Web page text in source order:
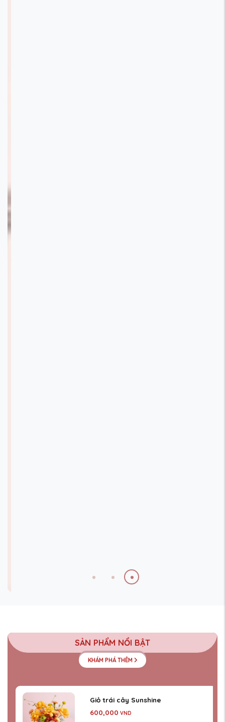
SẢN PHẨM NỔI BẬT
KHÁM PHÁ THÊM
Giỏ trái cây Sunshine
600,000 VND